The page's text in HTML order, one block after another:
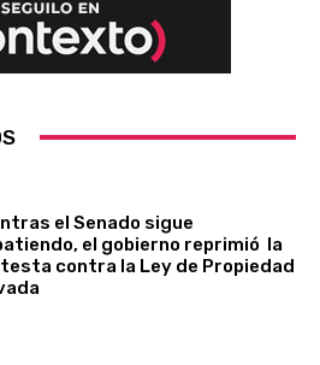
el Senado sigue
el gobierno reprimió la
contra la Ley de Propiedad